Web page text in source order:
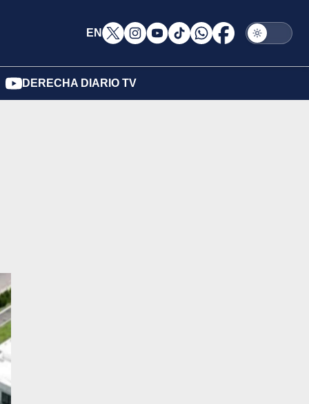
EN
DERECHA DIARIO TV